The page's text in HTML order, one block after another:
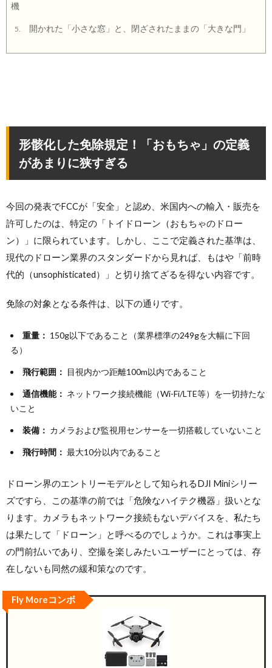
機
5. 開かれた「小さな窓」と、閉ざされたままの「大きな門」
形骸化した免除規定！「おもちゃ」の定義
があまりに狭すぎる
今回の発表でFCCが「安全」と認め、米国内への輸入・販売を
許可したのは、特定の「トイドローン（おもちゃのドロー
ン）」に限られています。しかし、ここで定義された基準は、
現代のドローン業界のスタンダードから見れば、もはや「前時
代的（unsophisticated）」と切り捨てざるを得ない内容です。
免除の対象となる条件は、以下の通りです。
重量： 150g以下であること（業界標準の249gを大幅に下回
る）
飛行範囲： 目視内かつ距離100m以内であること
通信機能： ネットワーク接続機能（Wi-Fi/LTE等）を一切持たな
いこと
装備： カメラおよび監視用センサーを一切搭載していないこと
飛行時間： 最大10分以内であること
ドローン界のエントリーモデルとして知られるDJI Miniシリー
ズですら、この基準の前では「危険なハイテク機器」扱いとな
ります。カメラもネットワーク接続もないデバイスを、私たち
は果たして「ドローン」と呼べるのでしょうか。これは事実上
の門前払いであり、空撮を楽しみたいユーザーにとっては、存
在しないも同然の緩和策なのです。
Fly Moreコンボ